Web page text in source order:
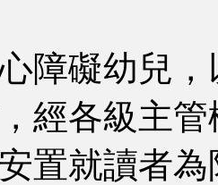
障礙幼兒
經各級主
置就讀者為